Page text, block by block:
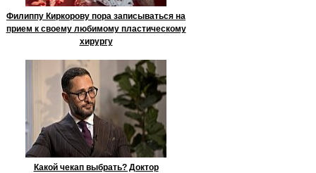
Филиппу Киркорову пора записываться на
прием к своему любимому пластическому
хирургу
Какой чекап выбрать? Доктор